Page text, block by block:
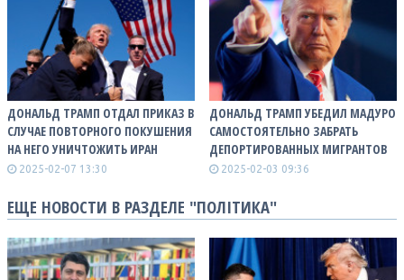
ДОНАЛЬД ТРАМП ОТДАЛ ПРИКАЗ В
СЛУЧАЕ ПОВТОРНОГО ПОКУШЕНИЯ
НА НЕГО УНИЧТОЖИТЬ ИРАН
2025-02-07 13:30
ДОНАЛЬД ТРАМП УБЕДИЛ МАДУРО
САМОСТОЯТЕЛЬНО ЗАБРАТЬ
ДЕПОРТИРОВАННЫХ МИГРАНТОВ
2025-02-03 09:36
ЕЩЕ НОВОСТИ В РАЗДЕЛЕ "ПОЛІТИКА"